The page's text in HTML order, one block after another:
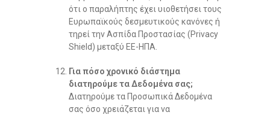
ότι ο παραλήπτης έχει υιοθετήσει τους
Ευρωπαϊκούς δεσμευτικούς κανόνες ή
τηρεί την Ασπίδα Προστασίας (Privacy
Shield) μεταξύ ΕΕ-ΗΠΑ.
Για πόσο χρονικό διάστημα
διατηρούμε τα Δεδομένα σας;
Διατηρούμε τα Προσωπικά Δεδομένα
σας όσο χρειάζεται για να